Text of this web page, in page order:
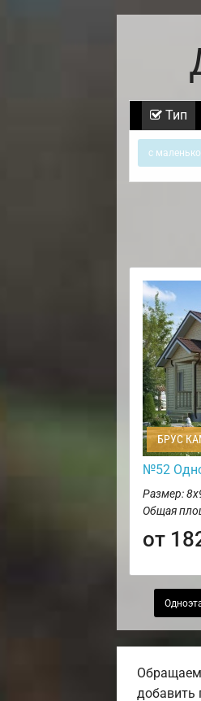
Тип
с
БРУС
№52
Размер:
Общая
от
добавить